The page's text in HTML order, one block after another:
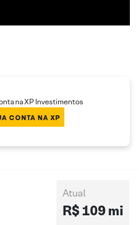
na XP Investimentos
CONTA NA XP
Atual
R$ 109 mi